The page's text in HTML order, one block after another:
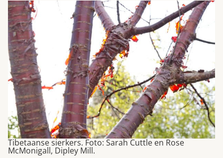
Tibetaanse sierkers. Foto: Sarah Cuttle en Rose
McMonigall, Dipley Mill.